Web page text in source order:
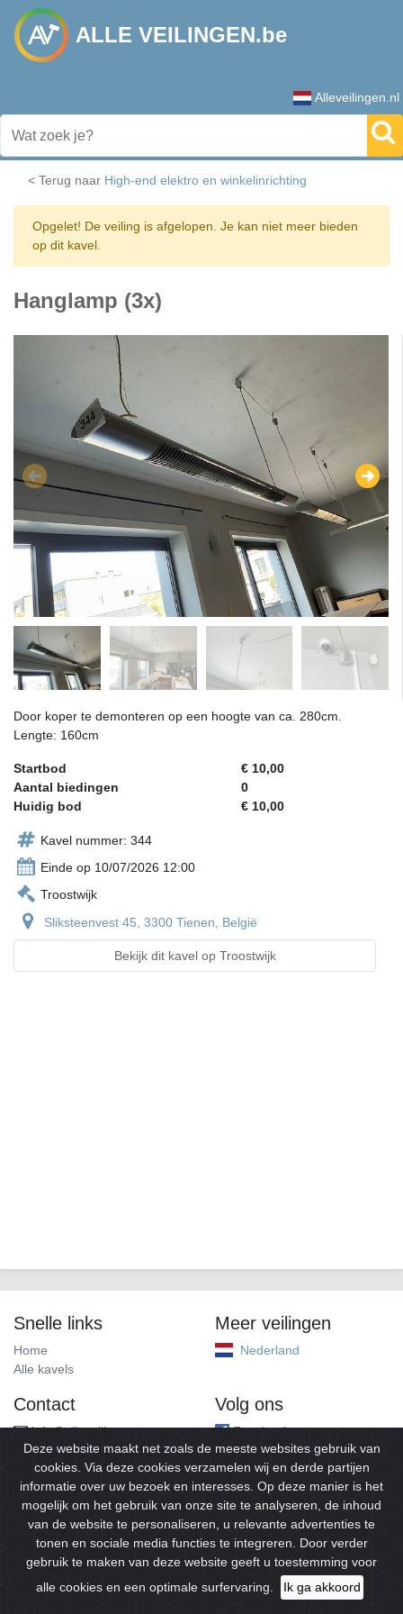
ALLE VEILINGEN.be
Alleveilingen.nl
< Terug naar High-end elektro en winkelinrichting
Opgelet! De veiling is afgelopen. Je kan niet meer bieden
op dit kavel.
Hanglamp (3x)
Door koper te demonteren op een hoogte van ca. 280cm.
Lengte: 160cm
Startbod
€ 10,00
Aantal biedingen
0
Huidig bod
€ 10,00
Kavel nummer: 344
Einde op 10/07/2026 12:00
Troostwijk
Sliksteenvest 45, 3300 Tienen, België
Bekijk dit kavel op Troostwijk
Snelle links
Home
Alle kavels
Meer veilingen
Nederland
Contact
info@alleveilingen.net
Volg ons
Facebook
© 2026Alleveilingen.Alle rechten voorbehouden.
Deze website maakt net zoals de meeste websites gebruik van
cookies. Via deze cookies verzamelen wij en derde partijen
informatie over uw bezoek en interesses. Op deze manier is het
mogelijk om het gebruik van onze site te analyseren, de inhoud
van de website te personaliseren, u relevante advertenties te
tonen en sociale media functies te integreren. Door verder
gebruik te maken van deze website geeft u toestemming voor
alle cookies en een optimale surfervaring.
Ik ga akkoord